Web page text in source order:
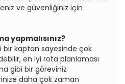
ve güvenliğiniz için
yapmalısınız?
bir kaptan sayesinde çok
en iyi rota planlaması
gibi bir göreviniz
daha çok zaman